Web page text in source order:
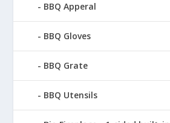
BBQ Apperal
BBQ Gloves
BBQ Grate
BBQ Utensils